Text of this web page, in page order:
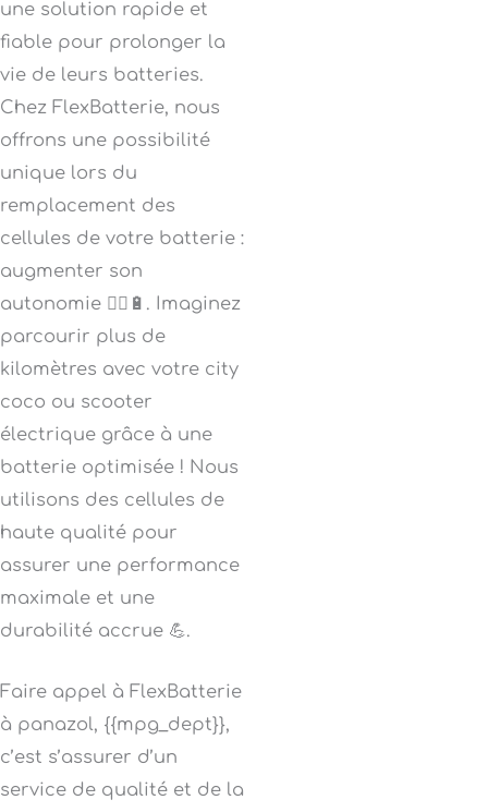
une solution rapide et
fiable pour prolonger la
vie de leurs batteries.
Chez FlexBatterie, nous
offrons une possibilité
unique lors du
remplacement des
cellules de votre batterie :
augmenter son
autonomie 🚴‍♂️🔋. Imaginez
parcourir plus de
kilomètres avec votre city
coco ou scooter
électrique grâce à une
batterie optimisée ! Nous
utilisons des cellules de
haute qualité pour
assurer une performance
maximale et une
durabilité accrue 💪.
Faire appel à FlexBatterie
à panazol, {{mpg_dept}},
c’est s’assurer d’un
service de qualité et de la